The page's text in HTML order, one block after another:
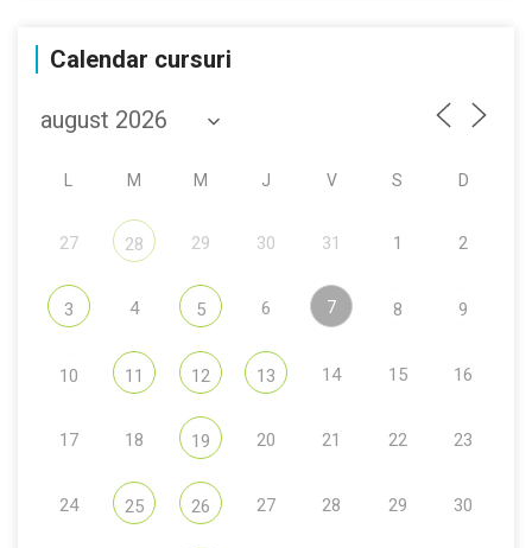
Calendar cursuri
M M J V S D
27 28 29 30 31 1 2
3 4 5 6 7 8 9
10 11 12 13 14 15 16
17 18 19 20 21 22 23
24 25 26 27 28 29 30